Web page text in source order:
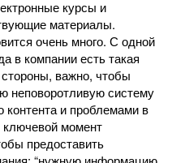
курсы и
материалы.
очень много. С одной
в компании есть такая
важно, чтобы
неповоротливую систему
контента и проблемами в
ключевой момент
предоставить